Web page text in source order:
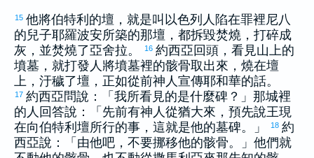
15 他將伯特利 的壇，就是叫 以色列 人陷在罪裡尼八
的兒子耶羅波安所築的那壇，都拆毀焚燒，打碎成
灰，並焚燒了亞舍拉。 16 約西亞 回頭，看見山上的
墳墓，就打發人將墳墓裡的骸骨取出來，燒在壇
上，汙穢了壇，正如從前神人宣傳耶和華的話。
17 約西亞問說：「我所看見的是什麼碑？」那城裡
的人回答說：「先前有神人從猶大來，預先說王現
在向伯特利 壇所行的事，這就是他的墓碑。」 18 約
西亞說：「由他吧，不要挪移他的骸骨。」他們就